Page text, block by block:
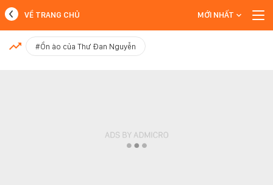
MỚI NHẤT
VỀ TRANG CHỦ MỚI NHẤT
#Ồn ào của Thư Đan Nguyễn